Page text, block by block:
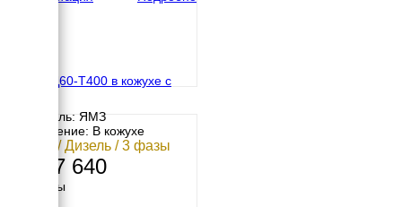
ЯМЗ АД60-T400 в кожухе с
Двигатель: ЯМЗ
Исполнение: В кожухе
60 кВт / Дизель / 3 фазы
3 457 640
Размеры